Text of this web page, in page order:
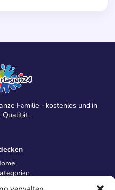
Familie - kostenlos und in
Qualität.